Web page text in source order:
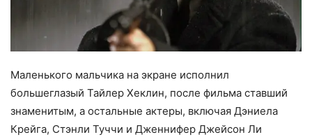
Маленького мальчика на экране исполнил
большеглазый Тайлер Хеклин, после фильма ставший
знаменитым, а остальные актеры, включая Дэниела
Крейга, Стэнли Туччи и Дженнифер Джейсон Ли